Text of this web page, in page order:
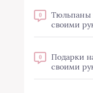
0
Тюльпаны
своими
0
Подарки
своими